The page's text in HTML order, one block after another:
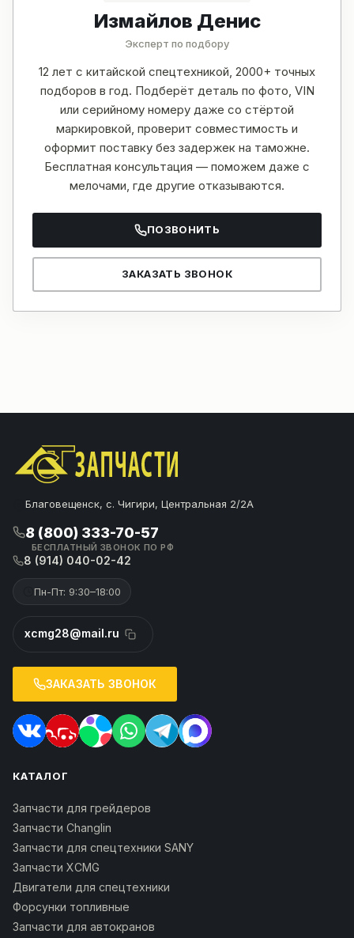
Измайлов Денис
Эксперт по подбору
12 лет с китайской спецтехникой, 2000+ точных
подборов в год. Подберёт деталь по фото, VIN
или серийному номеру даже со стёртой
маркировкой, проверит совместимость и
оформит поставку без задержек на таможне.
Бесплатная консультация — поможем даже с
мелочами, где другие отказываются.
ПОЗВОНИТЬ
ЗАКАЗАТЬ ЗВОНОК
Благовещенск, с. Чигири, Центральная 2/2А
8 (800) 333-70-57
БЕСПЛАТНЫЙ ЗВОНОК ПО РФ
8 (914) 040-02-42
Пн-Пт: 9:30–18:00
xcmg28@mail.ru
ЗАКАЗАТЬ ЗВОНОК
КАТАЛОГ
Запчасти для грейдеров
Запчасти Changlin
Запчасти для спецтехники SANY
Запчасти XCMG
Двигатели для спецтехники
Форсунки топливные
Запчасти для автокранов